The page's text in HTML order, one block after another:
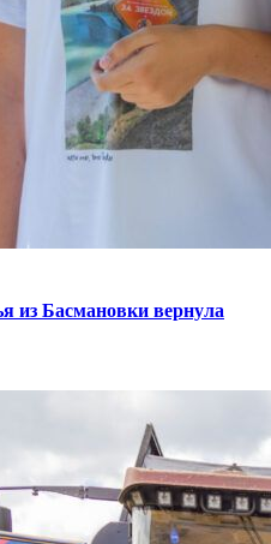
из Басмановки вернула